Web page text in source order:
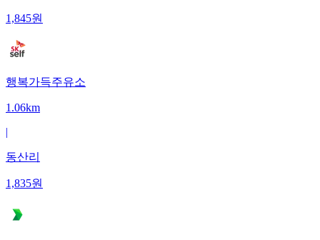
1,845원
행복가득주유소
1.06km
|
동산리
1,835원